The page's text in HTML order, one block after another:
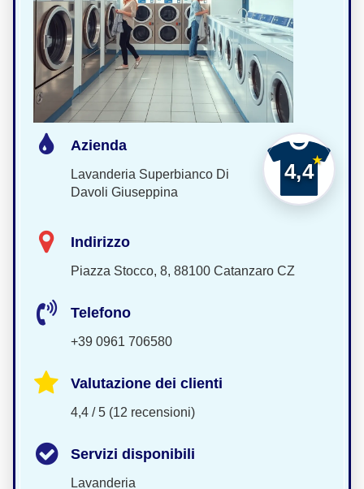
4,4
Azienda
Lavanderia Superbianco Di
Davoli Giuseppina
Indirizzo
Piazza Stocco, 8, 88100 Catanzaro CZ
Telefono
+39 0961 706580
Valutazione dei clienti
4,4 / 5 (12 recensioni)
Servizi disponibili
Lavanderia